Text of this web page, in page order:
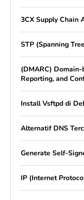
3CX Supply Chain
STP (Spanning
(DMARC)
Reporting, and
Install Vsftpd di
Alternatif DNS
Generate Self-
IP (Internet